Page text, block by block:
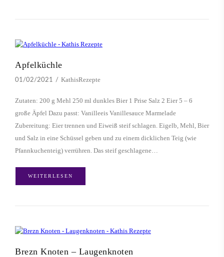
Apfelküchle
01/02/2021 KathisRezepte
Zutaten: 200 g Mehl 250 ml dunkles Bier 1 Prise Salz 2 Eier 5 – 6
große Äpfel Dazu passt: Vanilleeis Vanillesauce Marmelade
Zubereitung: Eier trennen und Eiweiß steif schlagen. Eigelb, Mehl, Bier
und Salz in eine Schüssel geben und zu einem dicklichen Teig (wie
Pfannkuchenteig) verrühren. Das steif geschlagene…
WEITERLESEN
Brezn Knoten – Laugenknoten